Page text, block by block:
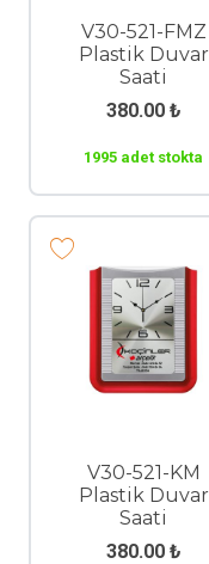
V30-521-FMZ
Plastik Duvar
Saati
380.00 ₺
1995 adet stokta
V30-521-KM
Plastik Duvar
Saati
380.00 ₺